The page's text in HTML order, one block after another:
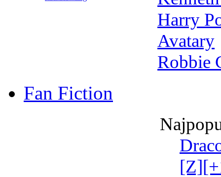
Harry
Avatary
Robbie
Fan Fiction